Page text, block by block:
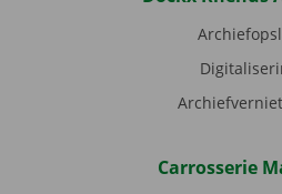
Carrosserie